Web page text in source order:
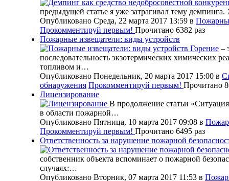
предыдущей статье я уже затрагивал тему
Опубликовано Среда, 22 марта 2017 13:59 в
Прокомментируй первым! Прочитано 6382 раз
Пожарные извещатели: виды устройств
Горение –
последовательность экзотермических химических
топливом и…
Опубликовано Понедельник, 20 марта 2017 15:00 в
обнаружения Прокомментируй первым! Прочитано
Лицензирование
В продолжение статьи
в области пожарной…
Опубликовано Пятница, 10 марта 2017 09:08 в
Прокомментируй первым! Прочитано 6495 раз
Ответственность за нарушение пожарной
собственник объекта вспоминает о пожарной
случаях:…
Опубликовано Вторник, 07 марта 2017 11:53 в